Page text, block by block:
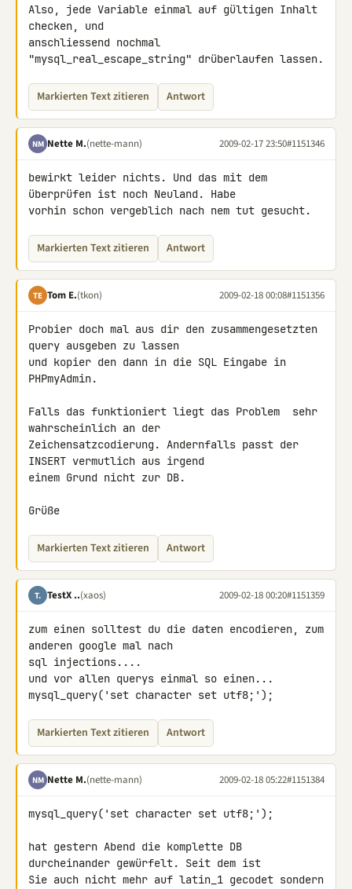
Also, jede Variable einmal auf gültigen Inhalt
checken, und
anschliessend nochmal
"mysql_real_escape_string" drüberlaufen lassen.
Markierten Text zitieren Antwort
NM Nette M.(nette-mann) 2009-02-17 23:50#1151346
bewirkt leider nichts. Und das mit dem
überprüfen ist noch Neuland. Habe
vorhin schon vergeblich nach nem tut gesucht.
Markierten Text zitieren Antwort
TE Tom E.(tkon) 2009-02-18 00:08#1151356
Probier doch mal aus dir den zusammengesetzten
query ausgeben zu lassen
und kopier den dann in die SQL Eingabe in
PHPmyAdmin.
Falls das funktioniert liegt das Problem  sehr
wahrscheinlich an der
Zeichensatzcodierung. Andernfalls passt der
INSERT vermutlich aus irgend
einem Grund nicht zur DB.
Grüße
Markierten Text zitieren Antwort
T. TestX ..(xaos) 2009-02-18 00:20#1151359
zum einen solltest du die daten encodieren, zum
anderen google mal nach
sql injections....
und vor allen querys einmal so einen...
mysql_query('set character set utf8;');
Markierten Text zitieren Antwort
NM Nette M.(nette-mann) 2009-02-18 05:22#1151384
mysql_query('set character set utf8;');
hat gestern Abend die komplette DB
durcheinander gewürfelt. Seit dem ist
Sie auch nicht mehr auf latin_1 gecodet sondern